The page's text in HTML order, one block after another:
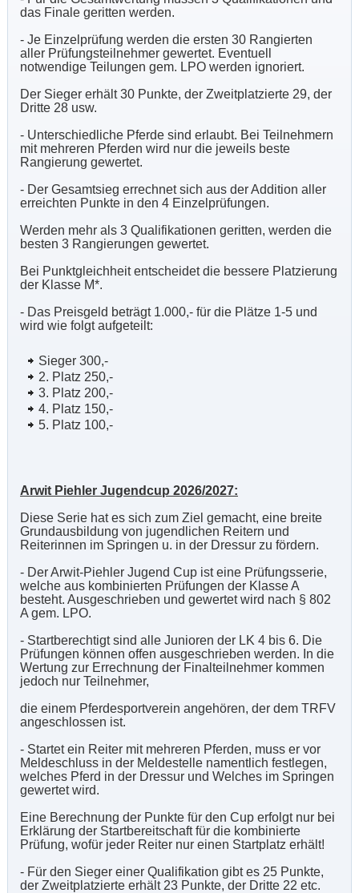
das Finale geritten werden.
- Je Einzelprüfung werden die ersten 30 Rangierten
aller Prüfungsteilnehmer gewertet. Eventuell
notwendige Teilungen gem. LPO werden ignoriert.
Der Sieger erhält 30 Punkte, der Zweitplatzierte 29, der
Dritte 28 usw.
- Unterschiedliche Pferde sind erlaubt. Bei Teilnehmern
mit mehreren Pferden wird nur die jeweils beste
Rangierung gewertet.
- Der Gesamtsieg errechnet sich aus der Addition aller
erreichten Punkte in den 4 Einzelprüfungen.
Werden mehr als 3 Qualifikationen geritten, werden die
besten 3 Rangierungen gewertet.
Bei Punktgleichheit entscheidet die bessere Platzierung
der Klasse M*.
- Das Preisgeld beträgt 1.000,- für die Plätze 1-5 und
wird wie folgt aufgeteilt:
Sieger 300,-
2. Platz 250,-
3. Platz 200,-
4. Platz 150,-
5. Platz 100,-
Arwit Piehler Jugendcup 2026/2027:
Diese Serie hat es sich zum Ziel gemacht, eine breite
Grundausbildung von jugendlichen Reitern und
Reiterinnen im Springen u. in der Dressur zu fördern.
- Der Arwit-Piehler Jugend Cup ist eine Prüfungsserie,
welche aus kombinierten Prüfungen der Klasse A
besteht. Ausgeschrieben und gewertet wird nach § 802
A gem. LPO.
- Startberechtigt sind alle Junioren der LK 4 bis 6. Die
Prüfungen können offen ausgeschrieben werden. In die
Wertung zur Errechnung der Finalteilnehmer kommen
jedoch nur Teilnehmer,
die einem Pferdesportverein angehören, der dem TRFV
angeschlossen ist.
- Startet ein Reiter mit mehreren Pferden, muss er vor
Meldeschluss in der Meldestelle namentlich festlegen,
welches Pferd in der Dressur und Welches im Springen
gewertet wird.
Eine Berechnung der Punkte für den Cup erfolgt nur bei
Erklärung der Startbereitschaft für die kombinierte
Prüfung, wofür jeder Reiter nur einen Startplatz erhält!
- Für den Sieger einer Qualifikation gibt es 25 Punkte,
der Zweitplatzierte erhält 23 Punkte, der Dritte 22 etc.